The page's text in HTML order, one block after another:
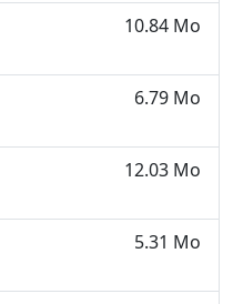
10.84 Mo
6.79 Mo
12.03 Mo
5.31 Mo